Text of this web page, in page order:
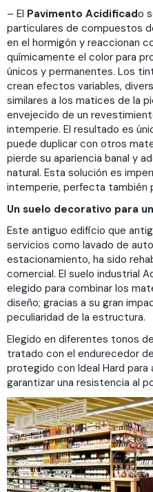
– El Pavimento Acidificado
particulares de compuestos
en el hormigón y reaccionan
químicamente el color para
únicos y permanentes. Los
crean efectos variables,
similares a los matices de la
envejecido de un
intemperie. El resultado es
puede duplicar con otros
pierde su apariencia banal y
natural. Esta solución es
intemperie, perfecta también
Un suelo decorativo para
Este antiguo edificio que
servicios como lavado de
estacionamiento, ha sido
comercial. El suelo industrial
elegido para combinar los
diseño; gracias a su gran
peculiaridad de la estructura.
Elegido en diferentes tonos
tratado con el endurecedor
protegido con Ideal Hard
garantizar una resistencia al